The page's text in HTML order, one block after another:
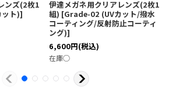
ンズ(2枚1
ト)]
伊達メガネ用クリアレンズ(2枚1
組) [Grade-02 (UVカット/撥水
コーティング/反射防止コーティ
ング)]
6,600円(税込)
在庫◯